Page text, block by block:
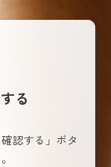
る
認する」ボタ